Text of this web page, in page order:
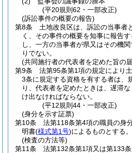
(平20規則62・一部改正)
(訴訟事件の概要の報告)
第8条
土地改良区は、訴訟の当事者
く、その事件の概要を知事に報告す
し、一方の当事者が県又はその機
りでない。
(共同施行者の代表者を定めた旨の
第9条
法第95条第1項の規定により
3条に規定する資格を有する者は、
り、代表者を定めたときは、遅滞
け出なければならない。
(平12規則44・一部改正)
(身分を示す証票)
第10条
法第118条第4項の職員の身
明書(様式第1号)によるものとする。
(検査の方法等)
第11条
法第132条第1項又は第133